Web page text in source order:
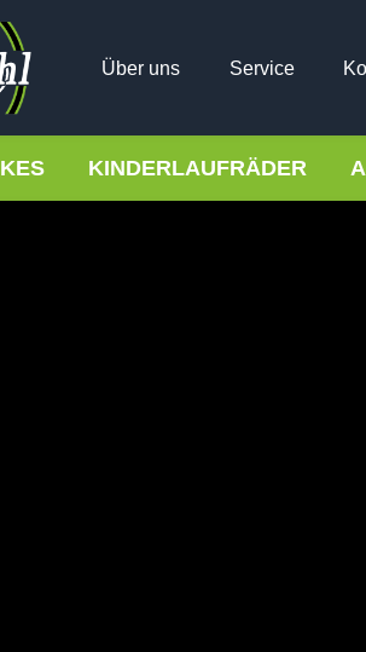
Über uns Service
KINDERLAUFRÄDER